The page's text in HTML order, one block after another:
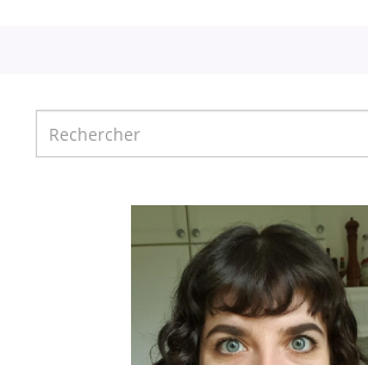
pour